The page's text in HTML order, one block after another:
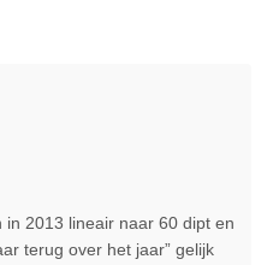
2013 lineair naar 60 dipt en
terug over het jaar” gelijk